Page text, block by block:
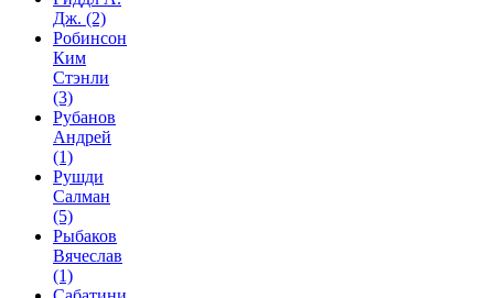
Дж. (2)
Робинсон
Ким
Стэнли
(3)
Рубанов
Андрей
(1)
Рушди
Салман
(5)
Рыбаков
Вячеслав
(1)